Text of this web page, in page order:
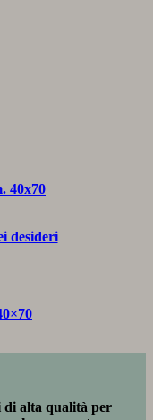
desideri
di alta qualità per